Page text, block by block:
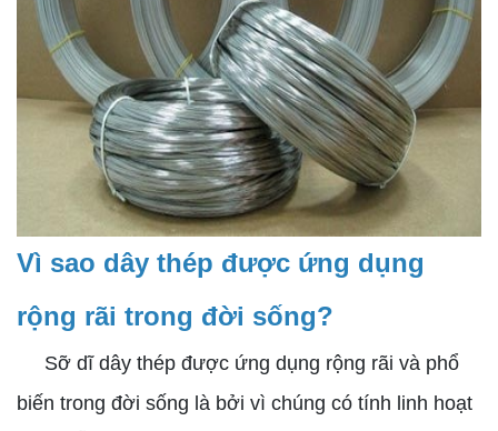
Vì sao dây thép được ứng dụng
rộng rãi trong đời sống?
Sỡ dĩ dây thép được ứng dụng rộng rãi và phổ
biến trong đời sống là bởi vì chúng có tính linh hoạt